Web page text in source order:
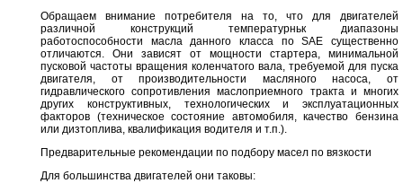
Обращаем внимание потребителя на то, что для двигателей
различной конструкций температурньк диапазоны
работоспособности масла данного класса по SAE существенно
отличаются. Они зависят от мощности стартера, минимальной
пусковой частоты вращения коленчатого вала, требуемой для пуска
двигателя, от производительности масляного насоса, от
гидравлического сопротивления маслоприемного тракта и многих
других конструктивных, технологических и эксплуатационных
факторов (техническое состояние автомобиля, качество бензина
или дизтоплива, квалификация водителя и т.п.).
Предварительные рекомендации по подбору масел по вязкости
Для большинства двигателей они таковы: